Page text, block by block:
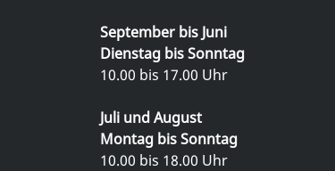
September bis Juni
Dienstag bis Sonntag
10.00 bis 17.00 Uhr
Juli und August
Montag bis Sonntag
10.00 bis 18.00 Uhr